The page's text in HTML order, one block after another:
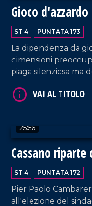
Gioco
ST 4 PUNTATA 173
La dipendenza da
dimensioni
piaga silenziosa ma
studio il dottore
25:56
Cassano
Iacobini
ST 4 PUNTATA 172
Pier Paolo
all'elezione del
VAI AL TITOLO